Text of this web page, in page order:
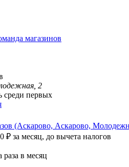
магазинов
2
среди первых
(Аскарово, Аскарово,
₽ за месяц, до вычета налогов
в месяц